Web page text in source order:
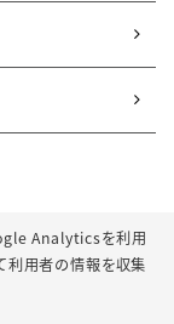
Analyticsを利用
利用者の情報を収集